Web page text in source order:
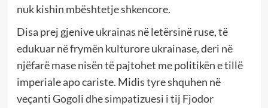
nuk kishin mbështetje shkencore.
Disa prej gjenive ukrainas në letërsinë ruse, të
edukuar në frymën kulturore ukrainase, deri në
njëfarë mase nisën të pajtohet me politikën e tillë
imperiale apo cariste. Midis tyre shquhen në
veçanti Gogoli dhe simpatizuesi i tij Fjodor